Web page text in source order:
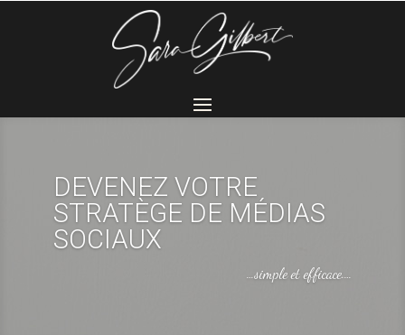
DEVENEZ VOTRE
STRATÈGE DE MÉDIAS
SOCIAUX
…simple et efficace.…